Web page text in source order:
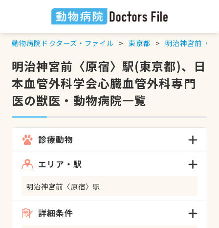
動物病院ドクターズ・ファイル 東京都 明治神宮前〈原
明治神宮前〈原宿〉駅(東京都)、日
本血管外科学会心臓血管外科専門
医の獣医・動物病院一覧
診療動物
エリア・駅
明治神宮前〈原宿〉駅
詳細条件